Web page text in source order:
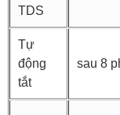
TDS
Tự
động
tắt
sau 8